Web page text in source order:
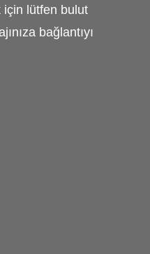
için lütfen bulut
bağlantıyı